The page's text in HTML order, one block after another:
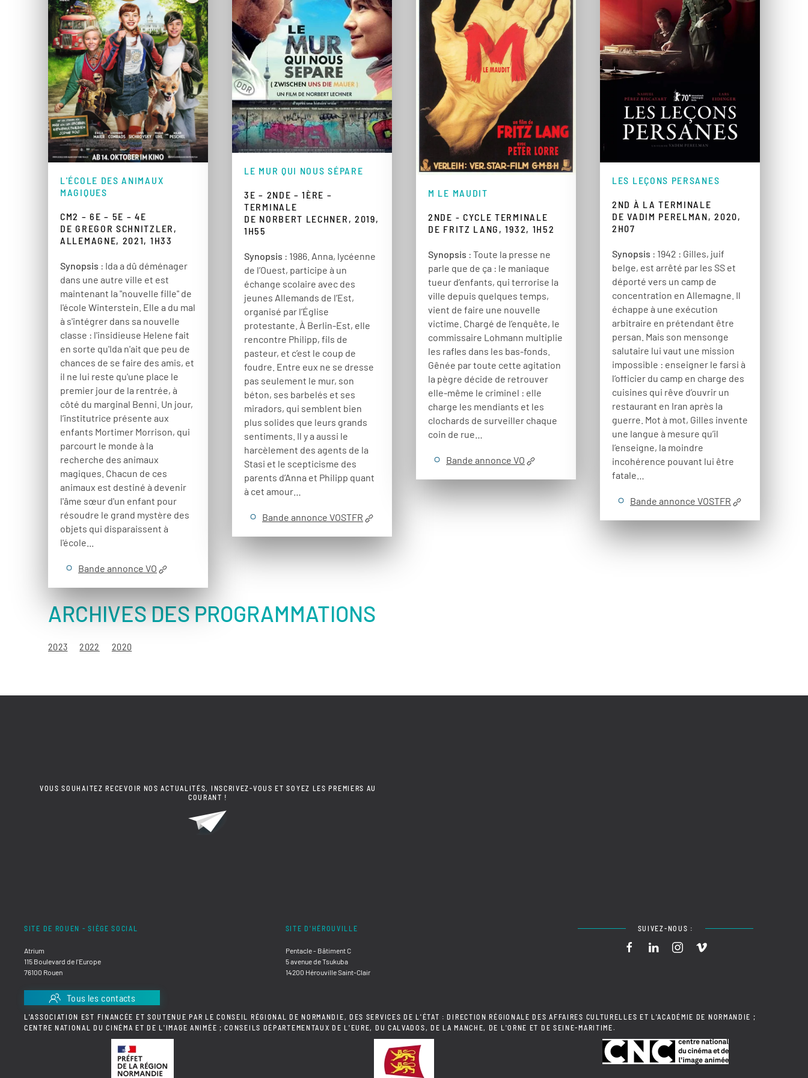
L'ÉCOLE DES ANIMAUX
MAGIQUES
CM2 – 6E – 5E – 4E
DE GREGOR SCHNITZLER,
ALLEMAGNE, 2021, 1H33
Synopsis : Ida a dû déménager
dans une autre ville et est
maintenant la "nouvelle fille" de
l'école Winterstein. Elle a du mal
à s'intégrer dans sa nouvelle
classe : l'insidieuse Helene fait
en sorte qu'Ida n'ait que peu de
chances de se faire des amis, et
il ne lui reste qu'une place le
premier jour de la rentrée, à
côté du marginal Benni. Un jour,
l’institutrice présente aux
enfants Mortimer Morrison, qui
parcourt le monde à la
recherche des animaux
magiques. Chacun de ces
animaux est destiné à devenir
l'âme sœur d'un enfant pour
résoudre le grand mystère des
objets qui disparaissent à
l'école...
Bande annonce VO
LE MUR QUI NOUS SÉPARE
3E – 2NDE – 1ÈRE –
TERMINALE
DE NORBERT LECHNER, 2019,
1H55
Synopsis : 1986. Anna, lycéenne
de l’Ouest, participe à un
échange scolaire avec des
jeunes Allemands de l’Est,
organisé par l’Église
protestante. À Berlin-Est, elle
rencontre Philipp, fils de
pasteur, et c’est le coup de
foudre. Entre eux ne se dresse
pas seulement le mur, son
béton, ses barbelés et ses
miradors, qui semblent bien
plus solides que leurs grands
sentiments. Il y a aussi le
harcèlement des agents de la
Stasi et le scepticisme des
parents d’Anna et Philipp quant
à cet amour…
Bande annonce VOSTFR
M LE MAUDIT
2NDE - CYCLE TERMINALE
DE FRITZ LANG, 1932, 1H52
Synopsis : Toute la presse ne
parle que de ça : le maniaque
tueur d’enfants, qui terrorise la
ville depuis quelques temps,
vient de faire une nouvelle
victime. Chargé de l’enquête, le
commissaire Lohmann multiplie
les rafles dans les bas-fonds.
Gênée par toute cette agitation
la pègre décide de retrouver
elle-même le criminel : elle
charge les mendiants et les
clochards de surveiller chaque
coin de rue…
Bande annonce VO
LES LEÇONS PERSANES
2ND À LA TERMINALE
DE VADIM PERELMAN, 2020,
2H07
Synopsis : 1942 : Gilles, juif
belge, est arrêté par les SS et
déporté vers un camp de
concentration en Allemagne. Il
échappe à une exécution
arbitraire en prétendant être
persan. Mais son mensonge
salutaire lui vaut une mission
impossible : enseigner le farsi à
l’officier du camp en charge des
cuisines qui rêve d’ouvrir un
restaurant en Iran après la
guerre. Mot à mot, Gilles invente
une langue à mesure qu’il
l’enseigne, la moindre
incohérence pouvant lui être
fatale…
Bande annonce VOSTFR
ARCHIVES DES PROGRAMMATIONS
2023 2022 2020
VOUS SOUHAITEZ RECEVOIR NOS ACTUALITÉS, INSCRIVEZ-VOUS ET SOYEZ LES PREMIERS AU
COURANT !
SITE DE ROUEN - SIÈGE SOCIAL
Atrium
115 Boulevard de l'Europe
76100 Rouen
Tous les contacts
SITE D'HÉROUVILLE
Pentacle - Bâtiment C
5 avenue de Tsukuba
14200 Hérouville Saint-Clair
SUIVEZ-NOUS :
L'ASSOCIATION EST FINANCÉE ET SOUTENUE PAR LE CONSEIL RÉGIONAL DE NORMANDIE, DES SERVICES DE L'ÉTAT : DIRECTION RÉGIONALE DES AFFAIRES CULTURELLES ET L'ACADÉMIE DE NORMANDIE ;
CENTRE NATIONAL DU CINÉMA ET DE L'IMAGE ANIMÉE ; CONSEILS DÉPARTEMENTAUX DE L'EURE, DU CALVADOS, DE LA MANCHE, DE L'ORNE ET DE SEINE-MARITIME.